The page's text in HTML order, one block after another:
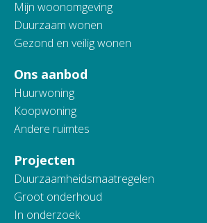
Mijn woonomgeving
Duurzaam wonen
Gezond en veilig wonen
Ons aanbod
Huurwoning
Koopwoning
Andere ruimtes
Projecten
Duurzaamheidsmaatregelen
Groot onderhoud
In onderzoek